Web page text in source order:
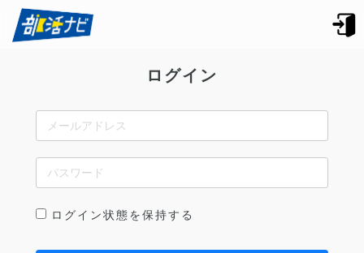
ログイン
ログイン状態を保持する